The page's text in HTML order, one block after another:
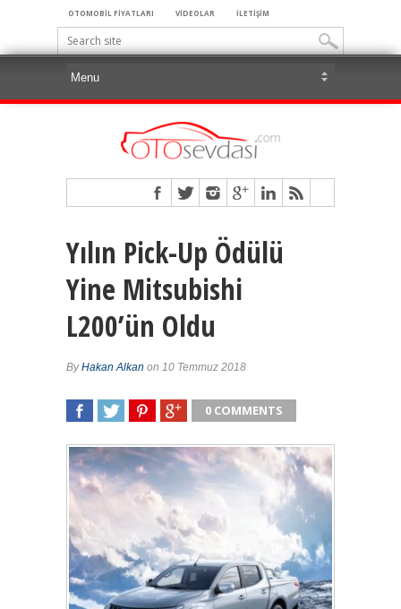
OTOMOBİL FİYATLARI VİDEOLAR İLETİŞİM
Yılın Pick-Up Ödülü
Yine Mitsubishi
L200’ün Oldu
ByHakan Alkan on 10 Temmuz 2018
0 COMMENTS